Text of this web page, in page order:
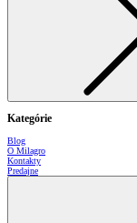
Kategórie
Blog
O Milagro
Kontakty
Predajne